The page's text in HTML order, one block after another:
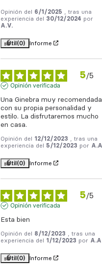
Opinión del 6/1/2025
, tras una
experiencia del 30/12/2024 por
A.V.
Útil(0) Informe
5/5
Opinión verificada
Una Ginebra muy
con su propia personalidad y
estilo. La disfrutaremos mucho
en casa.
Opinión del 12/12/2023
, tras una
experiencia del 5/12/2023 por
Útil(0) Informe
5/5
Opinión verificada
Esta bien
Opinión del 8/12/2023
, tras una
experiencia del 1/12/2023 por
Útil(0) Informe